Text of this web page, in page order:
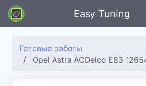
Easy Tuning
Готовые работы
Opel Astra ACDelco E83 12654173 55591150